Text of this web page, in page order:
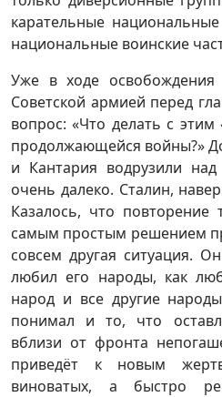
карательные
национальные воинские
Уже в ходе освобождения
Советской армией перед
вопрос: «Что делать с этим
продолжающейся войны?»
и Кантария водрузили
очень далеко. Сталин,
Казалось, что
самым простым решением
совсем другая ситуация.
любил его народы, как
народ и все другие
понимал и то, что
вблизи от фронта
приведёт к новым
виноватых, а быстро